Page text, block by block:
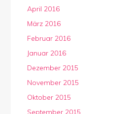
April 2016
März 2016
Februar 2016
Januar 2016
Dezember 2015
November 2015
Oktober 2015
September 2015